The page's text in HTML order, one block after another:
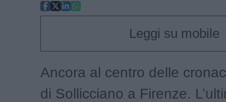
Leggi su mobile
Ancora al centro delle
di Sollicciano a Firenze.